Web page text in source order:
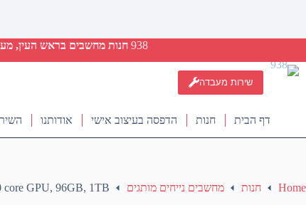
938 חנות מחשבים בראש העין,
שירות מעבדה
דף הבית
חנות הדפסה בעיצוב אישי אודותנו
Home חנות מחשבים נייחים מותגים core GPU, 96GB, 1TB